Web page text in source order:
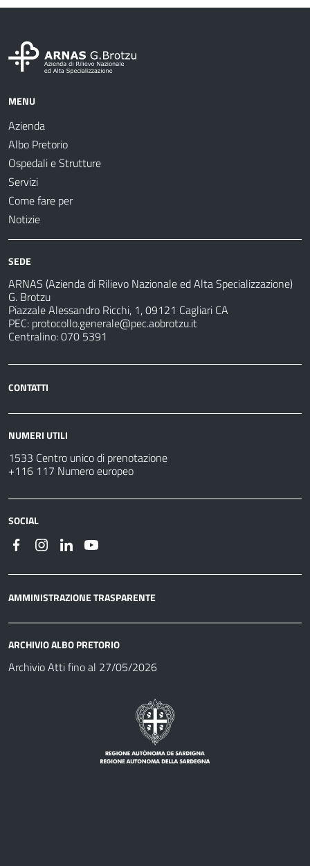
MENU
Azienda
Albo Pretorio
Ospedali e Strutture
Servizi
Come fare per
Notizie
SEDE
ARNAS (Azienda di Rilievo Nazionale ed Alta Specializzazione)
G. Brotzu
Piazzale Alessandro Ricchi, 1, 09121 Cagliari CA
PEC: protocollo.generale@pec.aobrotzu.it
Centralino: 070 5391
CONTATTI
NUMERI UTILI
1533 Centro unico di prenotazione
+116 117 Numero europeo
SOCIAL
AMMINISTRAZIONE TRASPARENTE
ARCHIVIO ALBO PRETORIO
Archivio Atti fino al 27/05/2026